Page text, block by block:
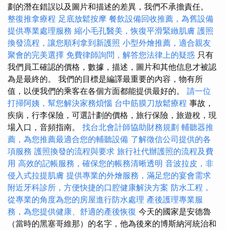
劃的潛在錯誤以及圖片和描述的差異，我們不承擔責任。
整復推拿療程 足底放鬆按摩 餐飲設備回收推薦，為舊設備
提供專業處理服務 縮小毛孔醫美，恢復平滑緊緻肌膚 護照
換發流程，讓您順利拿到新護照 小型外燴推薦，適合親友
聚會的完美選擇 免費律師詢問，解答您法律上的疑惑 只有
我們員工確認的價格，數據，描述，圖片和其他信息才被認
為是最終的。 我們的目標是編譯最重要的內容，物有所
值，以便我們的乘客在各個方面都能提供最好的。 請一位
打掃阿姨，幫您解決家務煩惱 台中筋膜刀放鬆療程 事故，
疾病，行李保險，可選計劃的價格，旅行保險，旅遊稅，現
場入口，音頻指南。 找台北會計師協助財務規劃 輔聽器推
薦，為您推薦最適合您的輔聽設備 了解徵信公司提供的各
項服務 護照換發的流程與要求 旅行社代辦護照的流程及費
用 高效的記帳服務，確保您的帳務清晰透明 音波拉皮，非
侵入式拉提肌膚 提供專業的外燴服務，滿足您的宴會需求
附近牙科診所，方便快捷的口腔健康解決方案 防水工程，
從專業的角度為您的房屋進行防水處理 產後護理專業服
務，為您提供健康、舒適的產後恢復 今天的國家是安德魯
（當時的黑塞哥維那）的名字，他為後來的博斯納河統治和